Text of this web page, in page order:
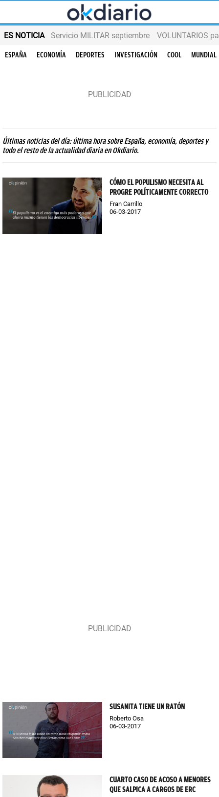
ES NOTICIA Servicio MILITAR septiembre VOLUNTARIOS
ESPAÑA ECONOMÍA DEPORTES INVESTIGACIÓN COOL MUNDIAL
Últimas noticias del día: última hora sobre España, economía, deportes y
todo el resto de la actualidad diaria en Okdiario.
CÓMO EL POPULISMO NECESITA AL
PROGRE POLÍTICAMENTE CORRECTO
Fran Carrillo
06-03-2017
SUSANITA TIENE UN RATÓN
Roberto Osa
06-03-2017
CUARTO CASO DE ACOSO A MENORES
QUE SALPICA A CARGOS DE ERC